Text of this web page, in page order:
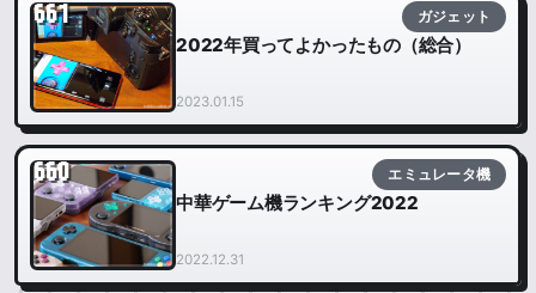
661 ガジェット
2022年買ってよかったもの（総合）
2023.01.15
660 エミュレータ機
中華ゲーム機ランキング2022
2022.12.31